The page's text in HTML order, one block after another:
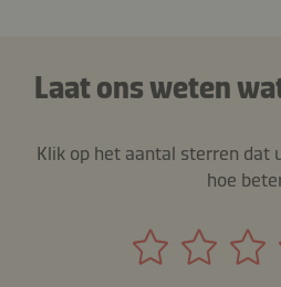
Laat ons weten
Klik op het aantal sterren dat
hoe